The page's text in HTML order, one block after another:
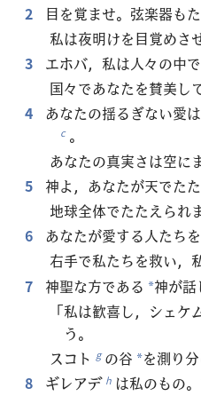
2
目を覚ませ。弦楽器も
私は夜明けを目覚めさ
3
エホバ，私は人々の中
国々であなたを賛美し
4
あなたの揺るぎない愛
c 。
あなたの真実さは空に
5
神よ，あなたが天でた
地球全体でたたえられ
6
あなたが愛する人たち
右手で私たちを救い，
7
神聖な方である *神が話
「私は歓喜し，シェケ
う。
スコト g の谷 *を測り分
8
ギレアデ h は私のもの